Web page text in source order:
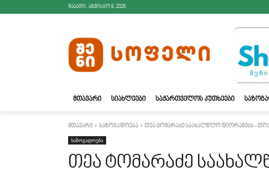
შაბათი, აგვისტო 8, 2026
ᲛᲗᲐᲕᲐᲠᲘ ᲡᲘᲐᲮᲚᲔᲔᲑᲘ ᲡᲐᲥᲐᲠᲗᲕᲔᲚᲝᲡ ᲙᲣᲗᲮᲔᲔᲑᲘ
მთავარი საზოგადოება თეა ტომარაძე საახალწლო დიორამებს -
საზოგადოება
თეა ტომარაძე